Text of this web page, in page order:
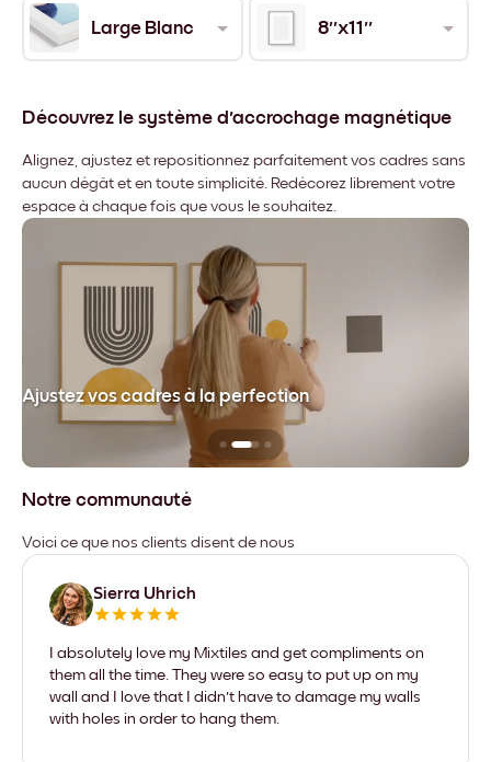
Large Blanc 8''x11''
Découvrez le système d'accrochage magnétique
Alignez, ajustez et repositionnez parfaitement vos cadres sans
aucun dégât et en toute simplicité. Redécorez librement votre
espace à chaque fois que vous le souhaitez.
Ajustez vos cadres à la perfection
Notre communauté
Voici ce que nos clients disent de nous
Sierra Uhrich
I absolutely love my Mixtiles and get compliments on
them all the time. They were so easy to put up on my
wall and I love that I didn't have to damage my walls
with holes in order to hang them.